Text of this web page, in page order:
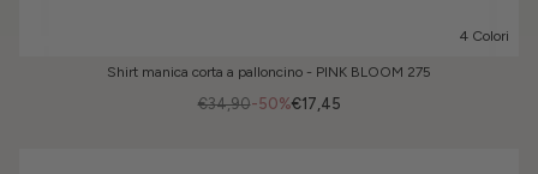
4 Colori
Shirt manica corta a palloncino - PINK BLOOM 275
-50%
€34,90 €17,45